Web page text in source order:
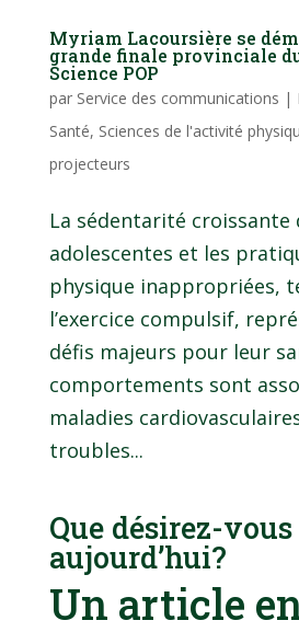
Myriam Lacoursière se
grande finale provinciale
Science POP
par Service des communications |
Santé, Sciences de l'activité
projecteurs
La sédentarité croissante
adolescentes et les
physique inappropriées,
l’exercice compulsif,
défis majeurs pour leur
comportements sont
maladies
troubles...
Que désirez-
aujourd’hui?
Un article